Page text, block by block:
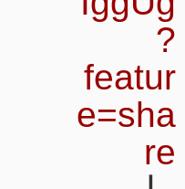
?
featur
e=sha
re